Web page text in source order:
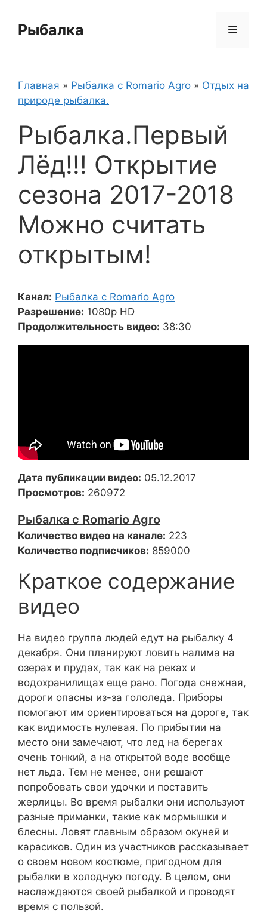
содержимому
Рыбалка Меню
Главная » Рыбалка с Romario Agro » Отдых на
природе рыбалка.
Рыбалка.Первый
Лёд!!! Открытие
сезона 2017-2018
Можно считать
открытым!
Канал: Рыбалка с Romario Agro
Разрешение: 1080p HD
Продолжительность видео: 38:30
Дата публикации видео: 05.12.2017
Просмотров: 260972
Рыбалка с Romario Agro
Количество видео на канале: 223
Количество подписчиков: 859000
Краткое содержание
видео
На видео группа людей едут на рыбалку 4
декабря. Они планируют ловить налима на
озерах и прудах, так как на реках и
водохранилищах еще рано. Погода снежная,
дороги опасны из-за гололеда. Приборы
помогают им ориентироваться на дороге, так
как видимость нулевая. По прибытии на
место они замечают, что лед на берегах
очень тонкий, а на открытой воде вообще
нет льда. Тем не менее, они решают
попробовать свои удочки и поставить
жерлицы. Во время рыбалки они используют
разные приманки, такие как мормышки и
блесны. Ловят главным образом окуней и
карасиков. Один из участников рассказывает
о своем новом костюме, пригодном для
рыбалки в холодную погоду. В целом, они
наслаждаются своей рыбалкой и проводят
время с пользой.